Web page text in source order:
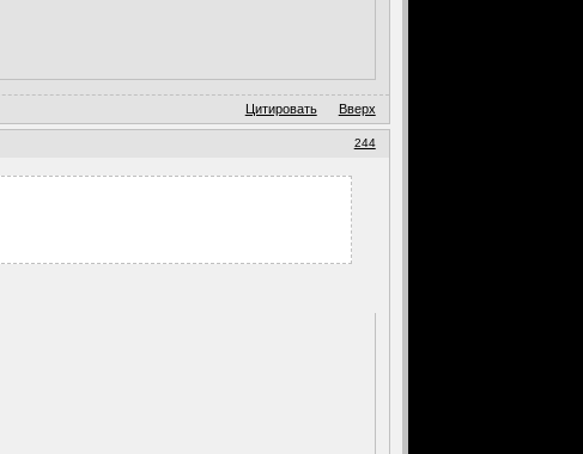
Цитировать Вверх
244